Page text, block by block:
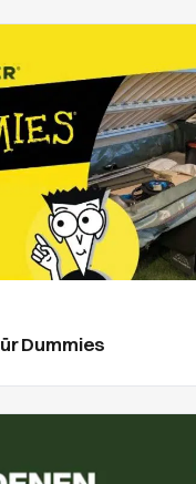
Dummies